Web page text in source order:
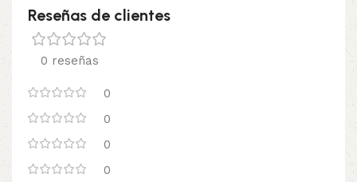
Reseñas de clientes
0 reseñas
0
0
0
0